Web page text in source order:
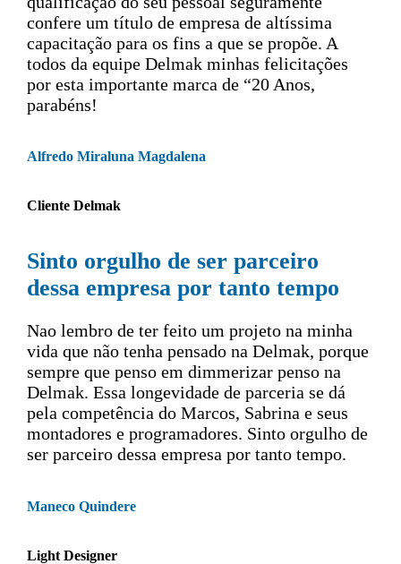
confere um título de empresa de altíssima
capacitação para os fins a que se propõe. A
todos da equipe Delmak minhas felicitações
por esta importante marca de “20 Anos,
parabéns!
Alfredo Miraluna Magdalena
Cliente Delmak
Sinto orgulho de ser parceiro
dessa empresa por tanto tempo
Nao lembro de ter feito um projeto na minha
vida que não tenha pensado na Delmak, porque
sempre que penso em dimmerizar penso na
Delmak. Essa longevidade de parceria se dá
pela competência do Marcos, Sabrina e seus
montadores e programadores. Sinto orgulho de
ser parceiro dessa empresa por tanto tempo.
Maneco Quindere
Light Designer